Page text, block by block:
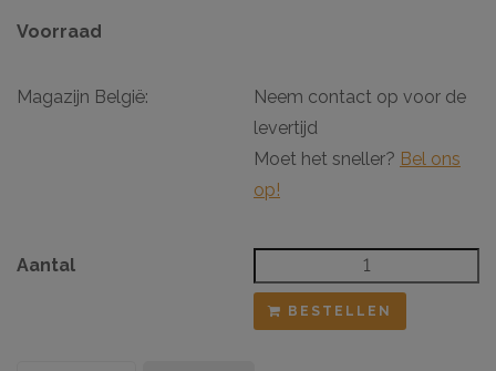
Voorraad
Magazijn België:
Neem contact op voor de
levertijd
Moet het sneller? Bel ons
op!
Aantal
BESTELLEN